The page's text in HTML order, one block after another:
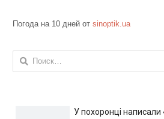
Погода на 10 дней от sinoptik.ua
Найти:
У похоронці написали